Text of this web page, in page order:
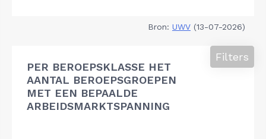
Bron: UWV (13-07-2026)
PER BEROEPSKLASSE HET
AANTAL BEROEPSGROEPEN
MET EEN BEPAALDE
ARBEIDSMARKTSPANNING
Filters